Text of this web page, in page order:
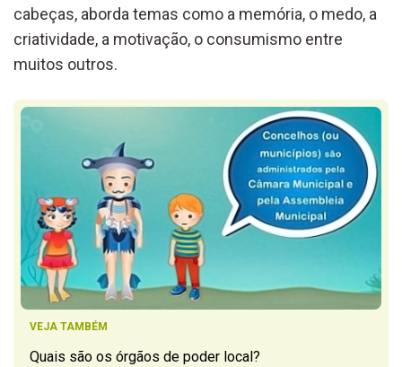
cabeças, aborda temas como a memória, o medo, a
criatividade, a motivação, o consumismo entre
muitos outros.
VEJA TAMBÉM
Quais são os órgãos de poder local?